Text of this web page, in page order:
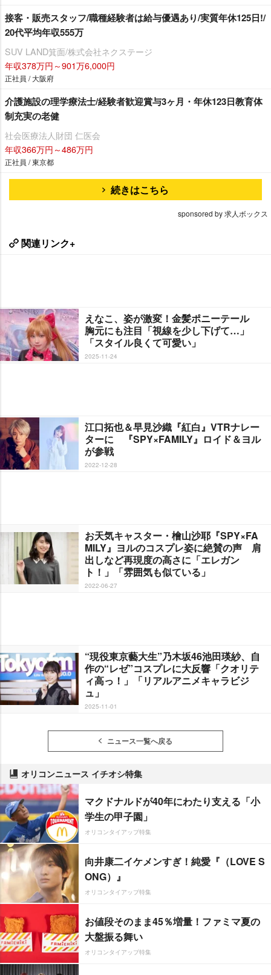
接客・販売スタッフ/職種経験者は給与優遇あり/実質年休125日!/
20代平均年収555万
SUV LAND箕面/株式会社ネクステージ
年収378万円～901万6,000円
正社員 / 大阪府
介護施設の理学療法士/経験者歓迎賞与3ヶ月・年休123日教育体
制充実の老健
社会医療法人財団 仁医会
年収366万円～486万円
正社員 / 東京都
続きはこちら
sponsored by 求人ボックス
関連リンク+
えなこ、姿が激変！金髪ポニーテール
胸元にも注目「視線を少し下げて…」
「スタイル良くて可愛い」
2025-11-24
江口拓也＆早見沙織『紅白』VTRナレー
ターに 『SPY×FAMILY』ロイド＆ヨル
が参戦
2022-12-28
お天気キャスター・檜山沙耶『SPY×FA
MILY』ヨルのコスプレ姿に絶賛の声 肩
出しなど再現度の高さに「エレガン
ト！」「雰囲気も似ている」
2022-06-27
“現役東京藝大生”乃木坂46池田瑛紗、自
作の“レゼ”コスプレに大反響「クオリテ
ィ高っ！」「リアルアニメキャラビジ
ュ」
2025-11-01
ニュース一覧へ戻る
オリコンニュース イチオシ特集
マクドナルドが40年にわたり支える「小
学生の甲子園」
オリコンタイアップ特集
向井康二イケメンすぎ！純愛『（LOVE S
ONG）』
オリコンタイアップ特集
お値段そのまま45％増量！ファミマ夏の
大盤振る舞い
オリコンタイアップ特集